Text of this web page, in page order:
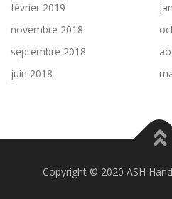
février 2019
novembre 2018
septembre 2018
juin 2018
Copyright © 2020 ASH